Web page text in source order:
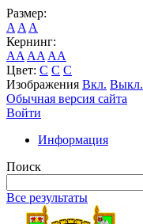
Размер:
A A A
Кернинг:
AA AA AA
Цвет: C C C
Изображения Вкл. Выкл.
Обычная версия сайта
Войти
Информация
Поиск
Все результаты